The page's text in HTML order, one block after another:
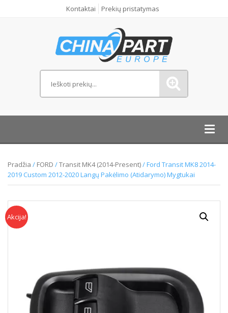
Kontaktai Prekių pristatymas
Pradžia / FORD /Transit MK4 (2014-Present)/ Ford Transit MK8 2014-
2019 Custom 2012-2020 Langų Pakėlimo (atidarymo) Mygtukai
Akcija!